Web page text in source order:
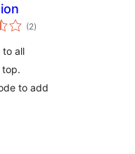
(2টা
মুঠ)
to all
to add